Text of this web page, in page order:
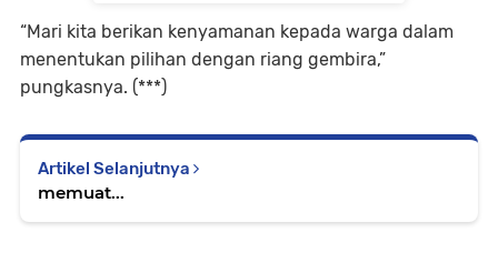
“Mari kita berikan kenyamanan kepada warga dalam
menentukan pilihan dengan riang gembira,”
pungkasnya. (***)
Artikel Selanjutnya
memuat...